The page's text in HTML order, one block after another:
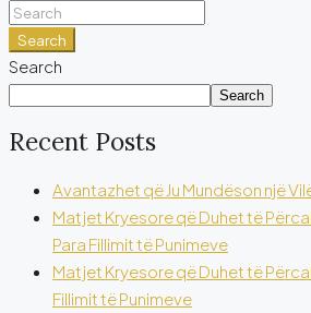
Search
Search
Search
Recent Posts
Avantazhet që Ju Mundëson një
Matjet Kryesore që Duhet të
Para Fillimit të Punimeve
Matjet Kryesore që Duhet të
Fillimit të Punimeve